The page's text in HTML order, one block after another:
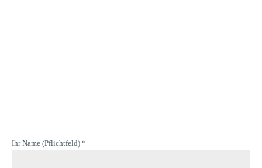
Ihr Name (Pflichtfeld) *